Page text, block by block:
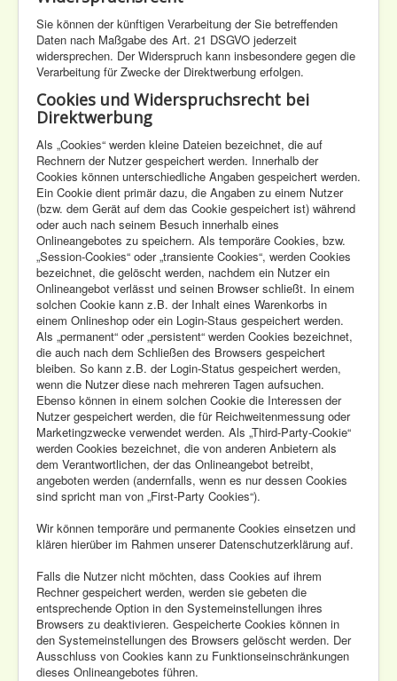
Sie können der künftigen Verarbeitung der Sie betreffenden
Daten nach Maßgabe des Art. 21 DSGVO jederzeit
widersprechen. Der Widerspruch kann insbesondere gegen die
Verarbeitung für Zwecke der Direktwerbung erfolgen.
Cookies und Widerspruchsrecht bei
Direktwerbung
Als „Cookies“ werden kleine Dateien bezeichnet, die auf
Rechnern der Nutzer gespeichert werden. Innerhalb der
Cookies können unterschiedliche Angaben gespeichert werden.
Ein Cookie dient primär dazu, die Angaben zu einem Nutzer
(bzw. dem Gerät auf dem das Cookie gespeichert ist) während
oder auch nach seinem Besuch innerhalb eines
Onlineangebotes zu speichern. Als temporäre Cookies, bzw.
„Session-Cookies“ oder „transiente Cookies“, werden Cookies
bezeichnet, die gelöscht werden, nachdem ein Nutzer ein
Onlineangebot verlässt und seinen Browser schließt. In einem
solchen Cookie kann z.B. der Inhalt eines Warenkorbs in
einem Onlineshop oder ein Login-Staus gespeichert werden.
Als „permanent“ oder „persistent“ werden Cookies bezeichnet,
die auch nach dem Schließen des Browsers gespeichert
bleiben. So kann z.B. der Login-Status gespeichert werden,
wenn die Nutzer diese nach mehreren Tagen aufsuchen.
Ebenso können in einem solchen Cookie die Interessen der
Nutzer gespeichert werden, die für Reichweitenmessung oder
Marketingzwecke verwendet werden. Als „Third-Party-Cookie“
werden Cookies bezeichnet, die von anderen Anbietern als
dem Verantwortlichen, der das Onlineangebot betreibt,
angeboten werden (andernfalls, wenn es nur dessen Cookies
sind spricht man von „First-Party Cookies“).
Wir können temporäre und permanente Cookies einsetzen und
klären hierüber im Rahmen unserer Datenschutzerklärung auf.
Falls die Nutzer nicht möchten, dass Cookies auf ihrem
Rechner gespeichert werden, werden sie gebeten die
entsprechende Option in den Systemeinstellungen ihres
Browsers zu deaktivieren. Gespeicherte Cookies können in
den Systemeinstellungen des Browsers gelöscht werden. Der
Ausschluss von Cookies kann zu Funktionseinschränkungen
dieses Onlineangebotes führen.